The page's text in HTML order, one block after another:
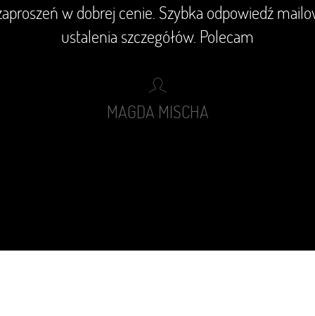
w dobrej cenie. Szybka odpowiedź
ustalenia szczegółów. Polecam
MAGDA MISCHA